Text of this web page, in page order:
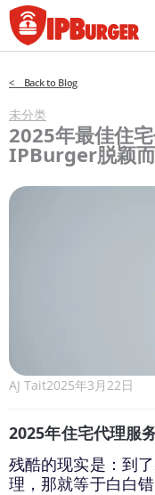
跳
至
内
< Back to Blog
未分类
2025年最佳住
IPBurger脱颖
AJ Tait2025年3月22日
2025年住宅代理
残酷的现实是：到
理，那就等于白白